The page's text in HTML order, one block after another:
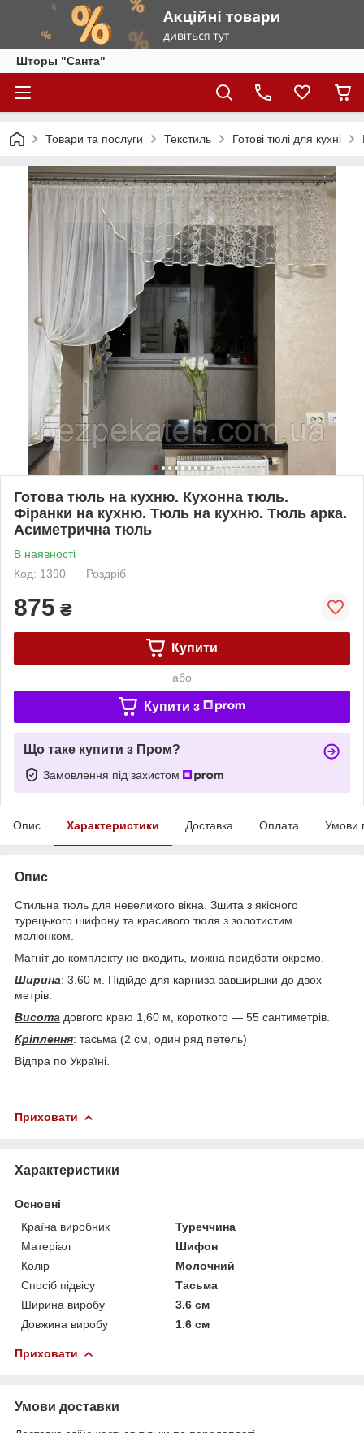
Шторы "Санта"
Товари та послуги Текстиль Готові тюлі для кухні
Готова тюль на кухню. Кухонна тюль.
Фіранки на кухню. Тюль на кухню. Тюль арка.
Асиметрична тюль
В наявності
Код: 1390
Роздріб
875 ₴
Купити
або
Купити з
Що таке купити з Пром?
Замовлення під захистом
Опис Характеристики Доставка Оплата Умови
Опис
Стильна тюль для невеликого вікна. Зшита з якісного
турецького шифону та красивого тюля з золотистим
малюнком.
Магніт до комплекту не входить, можна придбати окремо.
Ширина: 3.60 м. Підійде для карниза завширшки до двох
метрів.
Висота довгого краю 1,60 м, короткого — 55 сантиметрів.
Кріплення: тасьма (2 см, один ряд петель)
Відпра по Україні.
Приховати
Характеристики
Основні
Країна виробник
Туреччина
Матеріал
Шифон
Колір
Молочний
Спосіб підвісу
Тасьма
Ширина виробу
3.6 см
Довжина виробу
1.6 см
Приховати
Умови доставки